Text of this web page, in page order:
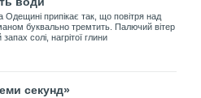
Одещині припікає так, що повітря над
буквально тремтить. Палючий вітер
солі, нагрітої глини
секунд»